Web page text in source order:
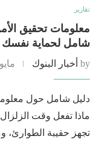
تقارير
معلومات تحقيق
شامل لحماية
by أخبار البنوك مايو 14, 2026
دليل شامل حول
ماذا تفعل وقت
تجهز حقيبة الطوارئ،